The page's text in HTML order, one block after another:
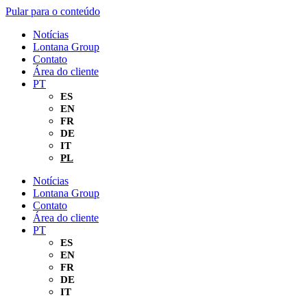
Pular para o conteúdo
Notícias
Lontana Group
Contato
Área do cliente
PT
ES
EN
FR
DE
IT
PL
Notícias
Lontana Group
Contato
Área do cliente
PT
ES
EN
FR
DE
IT